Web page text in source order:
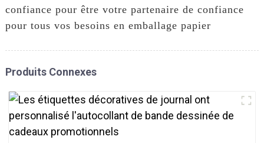
confiance pour être votre partenaire de confiance
pour tous vos besoins en emballage papier
Produits Connexes